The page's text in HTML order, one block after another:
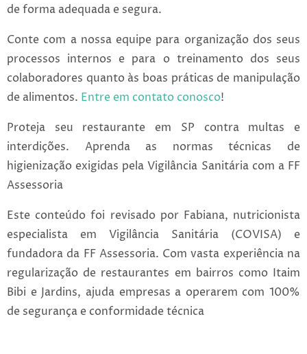
de forma adequada e segura.
Conte com a nossa equipe para organização dos seus
processos internos e para o treinamento dos seus
colaboradores quanto às boas práticas de manipulação
de alimentos. Entre em contato conosco!
Proteja seu restaurante em SP contra multas e
interdições. Aprenda as normas técnicas de
higienização exigidas pela Vigilância Sanitária com a FF
Assessoria
Este conteúdo foi revisado por Fabiana, nutricionista
especialista em Vigilância Sanitária (COVISA) e
fundadora da FF Assessoria. Com vasta experiência na
regularização de restaurantes em bairros como Itaim
Bibi e Jardins, ajuda empresas a operarem com 100%
de segurança e conformidade técnica